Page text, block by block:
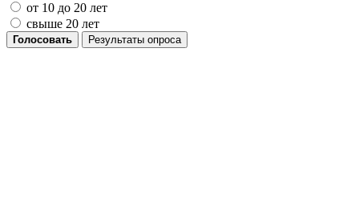
от 10 до 20 лет
свыше 20 лет
Голосовать Результаты опроса